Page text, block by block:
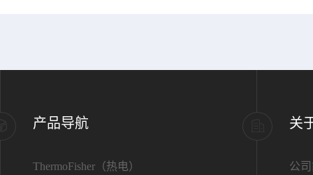
产品导航
ThermoFisher（热电）
关
公